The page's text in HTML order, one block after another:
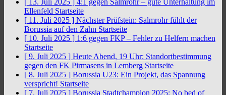
[ 13. Juli 2025 ] 4:1 gegen Salmrohr – gute Unterhaltung im
Ellenfeld Startseite
[ 11. Juli 2025 ] Nächster Prüfstein: Salmrohr fühlt der
Borussia auf den Zahn Startseite
[ 10. Juli 2025 ] 1:6 gegen FKP – Fehler zu Helfern machen
Startseite
[ 9. Juli 2025 ] Heute Abend, 19 Uhr: Standortbestimmung
gegen den FK Pirmasens in Lemberg Startseite
[ 8. Juli 2025 ] Borussia U23: Ein Projekt, das Spannung
verspricht! Startseite
[ 7. Juli 2025 ] Borussia Stadtchampion 2025: No bed of